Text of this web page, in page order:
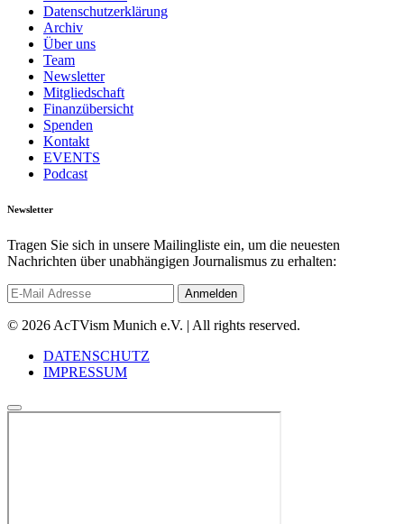
Datenschutzerklärung
Archiv
Über uns
Team
Newsletter
Mitgliedschaft
Finanzübersicht
Spenden
Kontakt
EVENTS
Podcast
Newsletter
Tragen Sie sich in unsere Mailingliste ein, um die neuesten
Nachrichten über unabhängigen Journalismus zu erhalten:
© 2026 AcTVism Munich e.V. | All rights reserved.
DATENSCHUTZ
IMPRESSUM